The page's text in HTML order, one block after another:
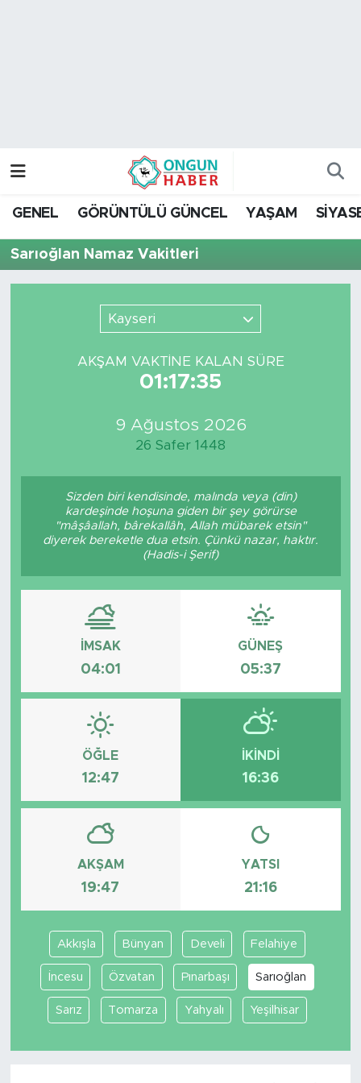
GENEL GÖRÜNTÜLÜ GÜNCEL YAŞAM
Sarıoğlan Namaz Vakitleri
Kayseri
AKŞAM VAKTİNE KALAN SÜRE
01:17:35
9 Ağustos 2026
26 Safer 1448
Sizden biri kendisinde, malında veya (din)
kardeşinde hoşuna giden bir şey görürse
"mâşâallah, bârekallâh, Allah mübarek etsin"
diyerek bereketle dua etsin. Çünkü nazar, haktır.
(Hadis-i Şerif)
İMSAK
04:01
GÜNEŞ
05:37
ÖĞLE
12:47
İKINDI
16:36
AKŞAM
19:47
YATSI
21:16
Akkışla Bünyan Develi Felahiye
İncesu Özvatan Pınarbaşı Sarıoğlan
Sarız Tomarza Yahyalı Yeşilhisar
Trafik Durumu
Son Dakika Haberleri